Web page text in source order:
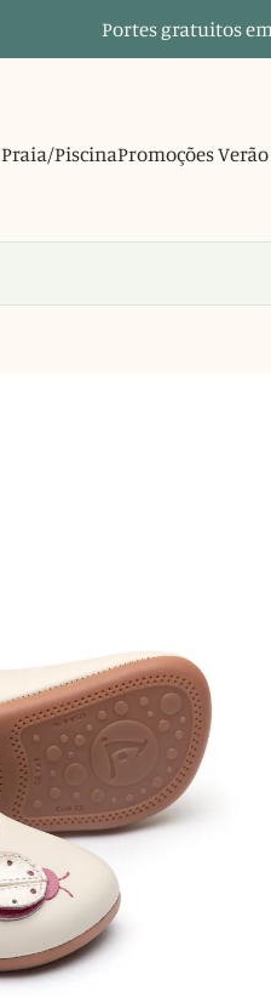
Portes gratuitos
Praia/PiscinaPromoções Verão